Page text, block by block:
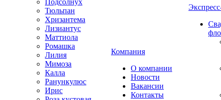
Подсолнух
Тюльпан
Хризантема
Лизиантус
Маттиола
Ромашка
Лилия
Мимоза
Калла
Ранункулюс
Ирис
Компания
О компании
Новости
Вакансии
Контакты